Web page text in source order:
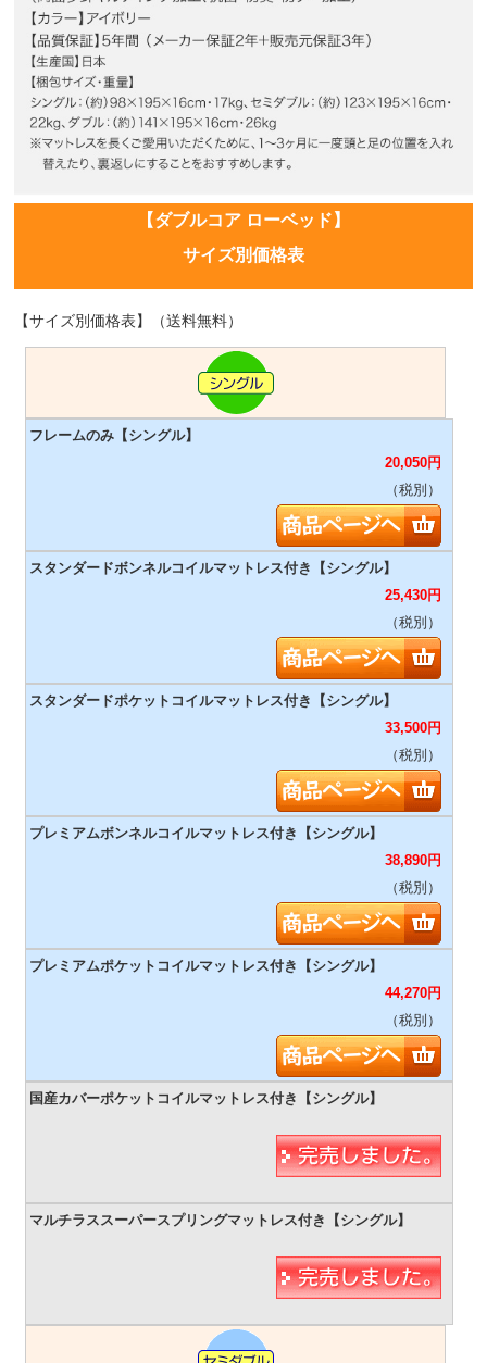
【ダブルコア ローベッド】
サイズ別価格表
【サイズ別価格表】（送料無料）
20,050円
（税別）
25,430円
（税別）
33,500円
（税別）
38,890円
（税別）
44,270円
（税別）